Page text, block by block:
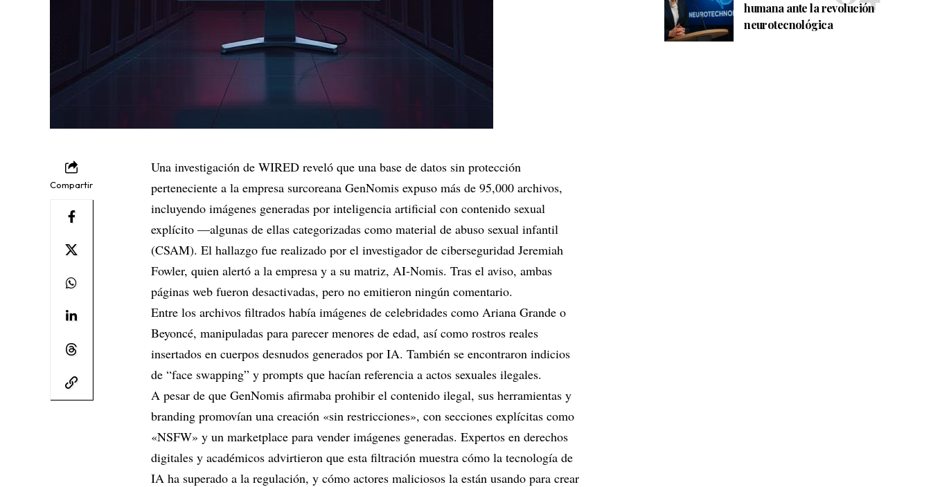
Compartir
Una investigación de WIRED reveló que una base de datos sin protección
perteneciente a la empresa surcoreana GenNomis expuso más de 95,000 archivos,
incluyendo imágenes generadas por inteligencia artificial con contenido sexual
explícito —algunas de ellas categorizadas como material de abuso sexual infantil
(CSAM). El hallazgo fue realizado por el investigador de ciberseguridad Jeremiah
Fowler, quien alertó a la empresa y a su matriz, AI-Nomis. Tras el aviso, ambas
páginas web fueron desactivadas, pero no emitieron ningún comentario.
Entre los archivos filtrados había imágenes de celebridades como Ariana Grande o
Beyoncé, manipuladas para parecer menores de edad, así como rostros reales
insertados en cuerpos desnudos generados por IA. También se encontraron indicios
de “face swapping” y prompts que hacían referencia a actos sexuales ilegales.
A pesar de que GenNomis afirmaba prohibir el contenido ilegal, sus herramientas y
branding promovían una creación «sin restricciones», con secciones explícitas como
«NSFW» y un marketplace para vender imágenes generadas. Expertos en derechos
digitales y académicos advirtieron que esta filtración muestra cómo la tecnología de
IA ha superado a la regulación, y cómo actores maliciosos la están usando para crear
humana ante la revolución
neurotecnológica